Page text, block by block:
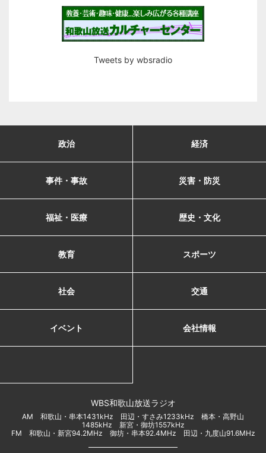
Tweets by wbsradio
政治 経済
事件・事故 災害・防災
福祉・医療 歴史・文化
教育 スポーツ
社会 交通
イベント 会社情報
WBS和歌山放送ラジオ
AM 和歌山・串本1431kHz 田辺・すさみ1233kHz 橋本・高野山
1485kHz 新宮・御坊1557kHz
FM 和歌山・新宮94.2MHz 御坊・串本92.4MHz 田辺・九度山91.6MHz